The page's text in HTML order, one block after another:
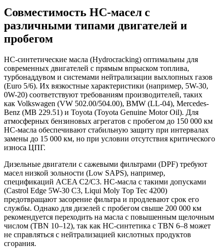
Совместимость HC-масел с
различными типами двигателей и
пробегом
HC-синтетические масла (Hydrocracking) оптимальны для
современных двигателей с прямым впрыском топлива,
турбонаддувом и системами нейтрализации выхлопных газов
(Euro 5/6). Их вязкостные характеристики (например, 5W-30,
0W-20) соответствуют требованиям производителей, таких
как Volkswagen (VW 502.00/504.00), BMW (LL-04), Mercedes-
Benz (MB 229.51) и Toyota (Toyota Genuine Motor Oil). Для
атмосферных бензиновых агрегатов с пробегом до 150 000 км
HC-масла обеспечивают стабильную защиту при интервалах
замены до 15 000 км, но при условии отсутствия критического
износа ЦПГ.
Дизельные двигатели с сажевыми фильтрами (DPF) требуют
масел низкой зольности (Low SAPS), например,
спецификаций ACEA C2/C3. HC-масла с такими допусками
(Castrol Edge 5W-30 C3, Liqui Moly Top Tec 4200)
предотвращают засорение фильтра и продлевают срок его
службы. Однако для дизелей с пробегом свыше 200 000 км
рекомендуется переходить на масла с повышенным щелочным
числом (TBN 10–12), так как HC-синтетика с TBN 6–8 может
не справляться с нейтрализацией кислотных продуктов
сгорания.